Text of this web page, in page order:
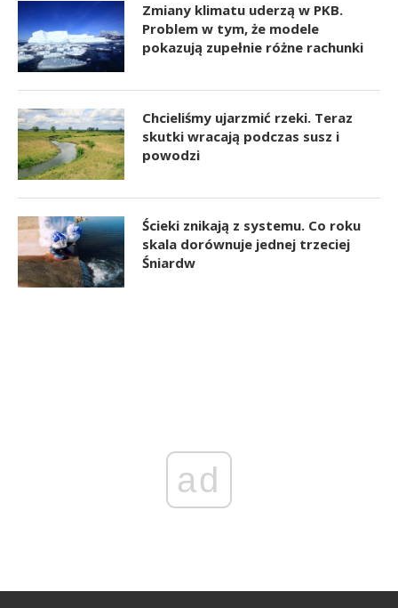
Zmiany klimatu uderzą w PKB.
Problem w tym, że modele
pokazują zupełnie różne rachunki
Chcieliśmy ujarzmić rzeki. Teraz
skutki wracają podczas susz i
powodzi
Ścieki znikają z systemu. Co roku
skala dorównuje jednej trzeciej
Śniardw
ad